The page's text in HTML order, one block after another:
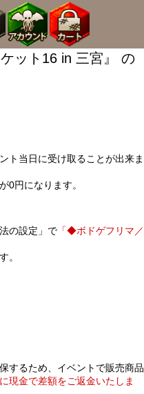
ット16 in 三宮』 の
ト当日に受け取ることが出来ま
0円になります。
の設定」で 「◆ボドゲフリマ／
。
するため、イベントで販売商品
現金で差額をご返金いたしま